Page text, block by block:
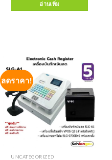
อ่านเพิ่ม
ลดราคา!
UNCATEGORIZED